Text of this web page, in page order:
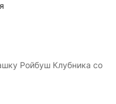
Ройбуш Клубника со